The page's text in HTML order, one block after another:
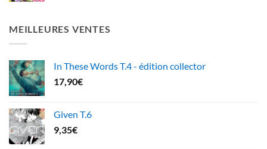
MEILLEURES VENTES
In These Words T.4 - édition collector
17,90€
Given T.6
9,35€